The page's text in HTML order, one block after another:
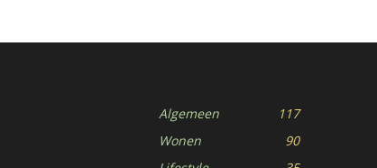
Algemeen
117
Wonen
90